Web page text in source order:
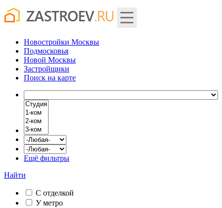
Новостройки Москвы
Подмосковья
Новой Москвы
Застройщики
Поиск на карте
Ещё фильтры
Найти
С отделкой
У метро